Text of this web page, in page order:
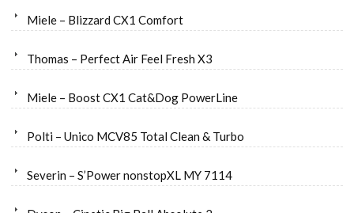
Miele – Blizzard CX1 Comfort
Thomas – Perfect Air Feel Fresh X3
Miele – Boost CX1 Cat&Dog PowerLine
Polti – Unico MCV85 Total Clean & Turbo
Severin – S’Power nonstopXL MY 7114